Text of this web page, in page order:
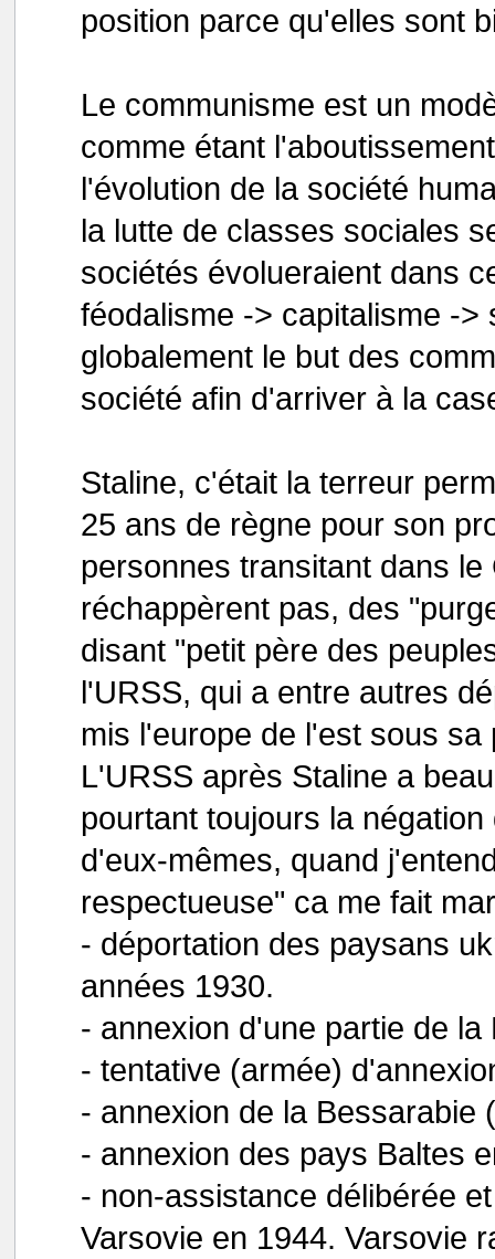
position parce qu'elles sont
Le communisme est un
comme étant
l'évolution de la société
la lutte de classes sociales
sociétés évolueraient dans
féodalisme -> capitalisme -
globalement le but des
société afin d'arriver à la
Staline, c'était la terreur
25 ans de règne pour son
personnes transitant dans
réchappèrent pas, des
disant "petit père des
l'URSS, qui a entre autres
mis l'europe de l'est sous sa
L'URSS après Staline a
pourtant toujours la
d'eux-mêmes, quand
respectueuse" ca me fait
- déportation des paysans
années 1930.
- annexion d'une partie de la
- tentative (armée)
- annexion de la Bessarabie
- annexion des pays Baltes
- non-assistance délibérée
Varsovie en 1944. Varsovie